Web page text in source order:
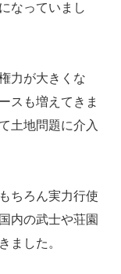
なっていまし
力が大きくな
スも増えてきま
土地問題に介入
ちろん実力行使
内の武士や荘園
ました。